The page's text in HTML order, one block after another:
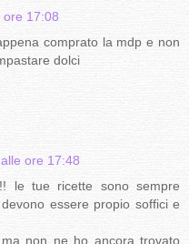
ore 17:08
comprato la mdp e non
dolci
ore 17:48
le tue ricette sono sempre
essere propio soffici e
non ne ho ancora trovato